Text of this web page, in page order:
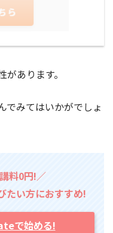
あります。
でみてはいかがでしょ
料0円!／
たい方におすすめ!
で始める!